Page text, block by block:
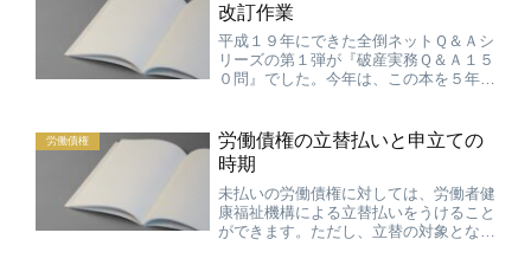
改訂作業
平成１９年にできた全倒ネットＱ＆Ａシ
リーズの第１弾が『破産実務Ｑ＆Ａ１５
０問』でした。今年は、この本を５年ぶ
ます。前回は、ＭＬの投稿を全部チェッ
クして、テーマごとに仕分け...
労働債権
労働債権の立替払いと申立ての
時期
未払いの労働債権に対しては、労働者健
康福祉機構による立替払いをうけること
ができます。ただし、立替の対象となる